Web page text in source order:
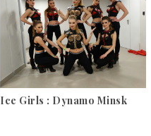
Ice Girls : Dynamo Minsk